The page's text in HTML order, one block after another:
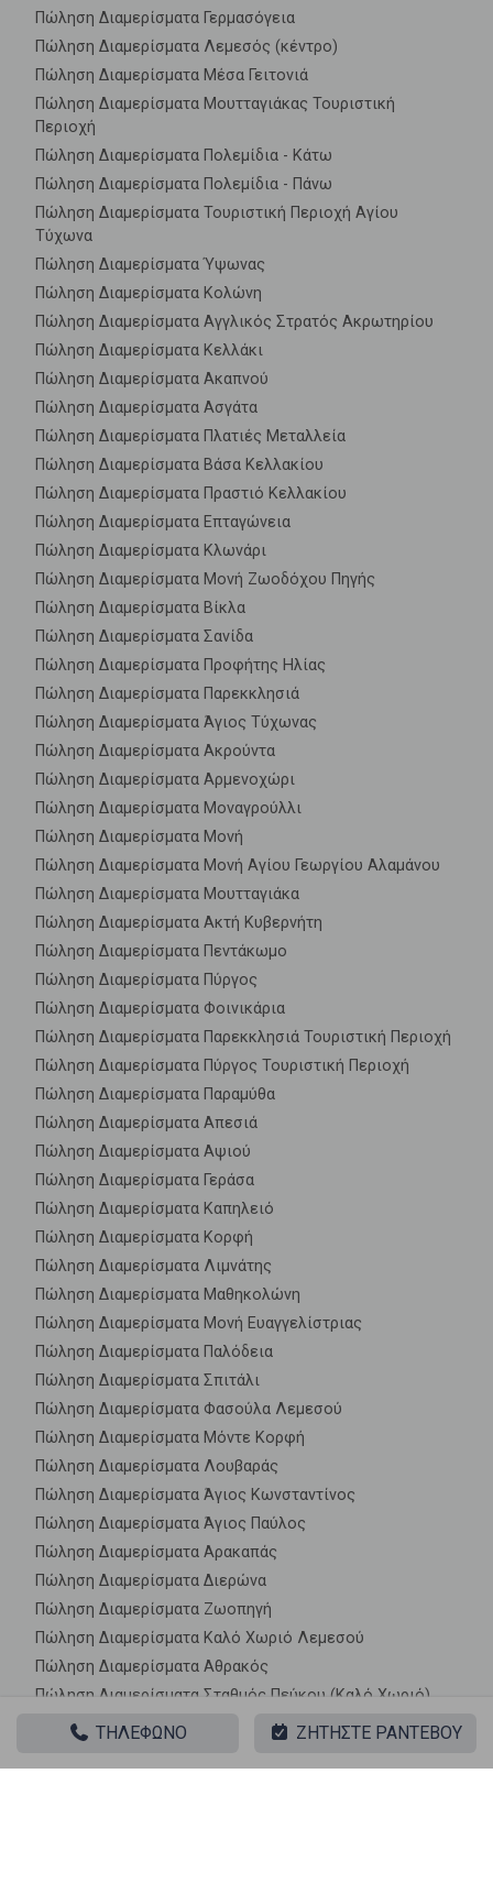
Πώληση Διαμερίσματα Γερμασόγεια
Πώληση Διαμερίσματα Λεμεσός (κέντρο)
Πώληση Διαμερίσματα Μέσα Γειτονιά
Πώληση Διαμερίσματα Μουτταγιάκας Τουριστική
Περιοχή
Πώληση Διαμερίσματα Πολεμίδια - Κάτω
Πώληση Διαμερίσματα Πολεμίδια - Πάνω
Πώληση Διαμερίσματα Τουριστική Περιοχή Αγίου
Τύχωνα
Πώληση Διαμερίσματα Ύψωνας
Πώληση Διαμερίσματα Κολώνη
Πώληση Διαμερίσματα Αγγλικός Στρατός Ακρωτηρίου
Πώληση Διαμερίσματα Κελλάκι
Πώληση Διαμερίσματα Ακαπνού
Πώληση Διαμερίσματα Ασγάτα
Πώληση Διαμερίσματα Πλατιές Μεταλλεία
Πώληση Διαμερίσματα Βάσα Κελλακίου
Πώληση Διαμερίσματα Πραστιό Κελλακίου
Πώληση Διαμερίσματα Επταγώνεια
Πώληση Διαμερίσματα Κλωνάρι
Πώληση Διαμερίσματα Μονή Ζωοδόχου Πηγής
Πώληση Διαμερίσματα Βίκλα
Πώληση Διαμερίσματα Σανίδα
Πώληση Διαμερίσματα Προφήτης Ηλίας
Πώληση Διαμερίσματα Παρεκκλησιά
Πώληση Διαμερίσματα Άγιος Τύχωνας
Πώληση Διαμερίσματα Ακρούντα
Πώληση Διαμερίσματα Αρμενοχώρι
Πώληση Διαμερίσματα Μοναγρούλλι
Πώληση Διαμερίσματα Μονή
Πώληση Διαμερίσματα Μονή Αγίου Γεωργίου Αλαμάνου
Πώληση Διαμερίσματα Μουτταγιάκα
Πώληση Διαμερίσματα Ακτή Κυβερνήτη
Πώληση Διαμερίσματα Πεντάκωμο
Πώληση Διαμερίσματα Πύργος
Πώληση Διαμερίσματα Φοινικάρια
Πώληση Διαμερίσματα Παρεκκλησιά Τουριστική Περιοχή
Πώληση Διαμερίσματα Πύργος Τουριστική Περιοχή
Πώληση Διαμερίσματα Παραμύθα
Πώληση Διαμερίσματα Απεσιά
Πώληση Διαμερίσματα Αψιού
Πώληση Διαμερίσματα Γεράσα
Πώληση Διαμερίσματα Καπηλειό
Πώληση Διαμερίσματα Κορφή
Πώληση Διαμερίσματα Λιμνάτης
Πώληση Διαμερίσματα Μαθηκολώνη
Πώληση Διαμερίσματα Μονή Ευαγγελίστριας
Πώληση Διαμερίσματα Παλόδεια
Πώληση Διαμερίσματα Σπιτάλι
Πώληση Διαμερίσματα Φασούλα Λεμεσού
Πώληση Διαμερίσματα Μόντε Κορφή
Πώληση Διαμερίσματα Λουβαράς
Πώληση Διαμερίσματα Άγιος Κωνσταντίνος
Πώληση Διαμερίσματα Άγιος Παύλος
Πώληση Διαμερίσματα Αρακαπάς
Πώληση Διαμερίσματα Διερώνα
Πώληση Διαμερίσματα Ζωοπηγή
Πώληση Διαμερίσματα Καλό Χωριό Λεμεσού
Πώληση Διαμερίσματα Αθρακός
Πώληση Διαμερίσματα Σταθμός Πεύκου (Καλό Χωριό)
Πώληση Διαμερίσματα Συκόπετρα
ΤΗΛΕΦΩΝΟ ΖΗΤΗΣΤΕ ΡΑΝΤΕΒΟΥ